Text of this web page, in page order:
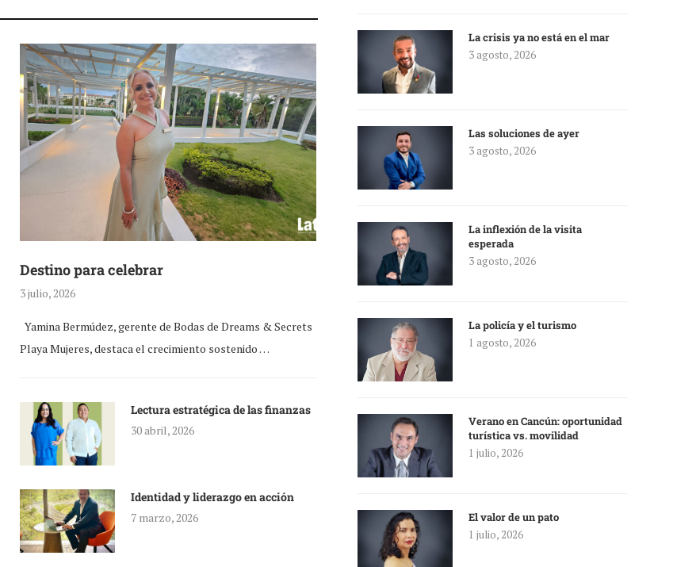
Destino para celebrar
3 julio, 2026
Yamina Bermúdez, gerente de Bodas de Dreams & Secrets
Playa Mujeres, destaca el crecimiento sostenido …
Lectura estratégica de las finanzas
30 abril, 2026
Identidad y liderazgo en acción
7 marzo, 2026
La crisis ya no está en el mar
3 agosto, 2026
Las soluciones de ayer
3 agosto, 2026
La inflexión de la visita
esperada
3 agosto, 2026
La policía y el turismo
1 agosto, 2026
Verano en Cancún: oportunidad
turística vs. movilidad
1 julio, 2026
El valor de un pato
1 julio, 2026